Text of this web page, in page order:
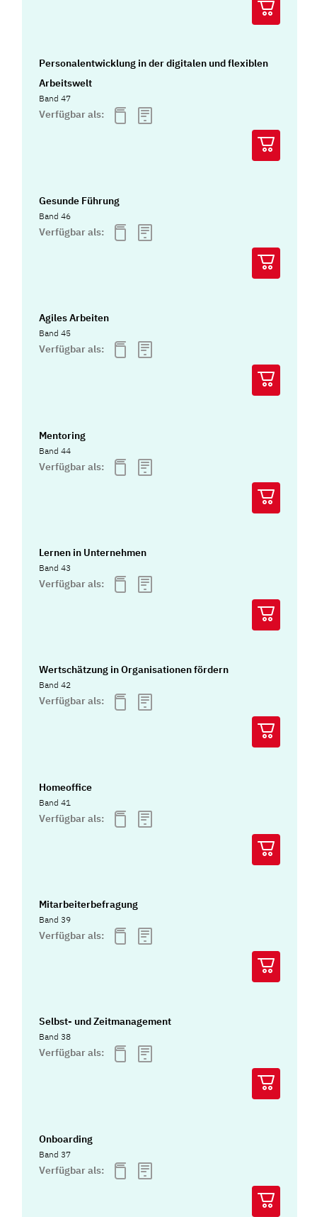
Personalentwicklung in der digitalen und flexiblen
Arbeitswelt
Band 47
Verfügbar als:
Gesunde Führung
Band 46
Verfügbar als:
Agiles Arbeiten
Band 45
Verfügbar als:
Mentoring
Band 44
Verfügbar als:
Lernen in Unternehmen
Band 43
Verfügbar als:
Wertschätzung in Organisationen fördern
Band 42
Verfügbar als:
Homeoffice
Band 41
Verfügbar als:
Mitarbeiterbefragung
Band 39
Verfügbar als:
Selbst- und Zeitmanagement
Band 38
Verfügbar als:
Onboarding
Band 37
Verfügbar als: